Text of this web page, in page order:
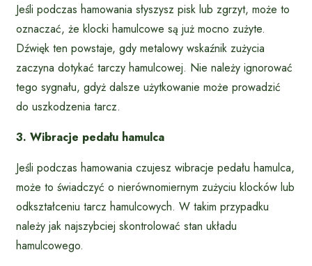
Jeśli podczas hamowania słyszysz pisk lub zgrzyt, może to
oznaczać, że klocki hamulcowe są już mocno zużyte.
Dźwięk ten powstaje, gdy metalowy wskaźnik zużycia
zaczyna dotykać tarczy hamulcowej. Nie należy ignorować
tego sygnału, gdyż dalsze użytkowanie może prowadzić
do uszkodzenia tarcz.
3. Wibracje pedału hamulca
Jeśli podczas hamowania czujesz wibracje pedału hamulca,
może to świadczyć o nierównomiernym zużyciu klocków lub
odkształceniu tarcz hamulcowych. W takim przypadku
należy jak najszybciej skontrolować stan układu
hamulcowego.